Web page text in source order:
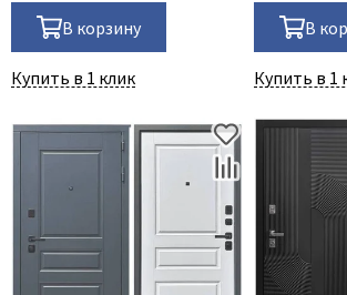
В корзину
Купить в 1 клик
В
Купить в 1